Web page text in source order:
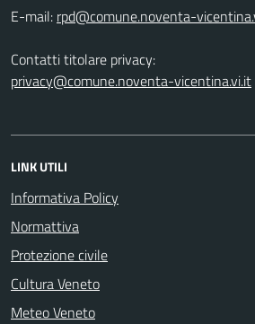
E-mail:
Contatti titolare privacy:
privacy@comune.noventa-vicentina.vi.it
LINK UTILI
Informativa Policy
Normattiva
Protezione civile
Cultura Veneto
Meteo Veneto